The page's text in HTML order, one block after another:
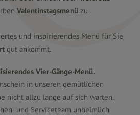
Valentinstagsmenü zu
und inspirierendes Menü für Sie
gut ankommt.
Vier-Gänge-Menü.
in unseren gemütlichen
nicht allzu lange auf sich warten.
und Serviceteam unheimlich